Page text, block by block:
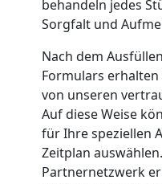
behandeln jedes
Sorgfalt und
Nach dem
Formulars
von unseren
Auf diese Weise
für Ihre speziellen
Zeitplan
Partnernetzwerk
Feldkirch
Feldkirch